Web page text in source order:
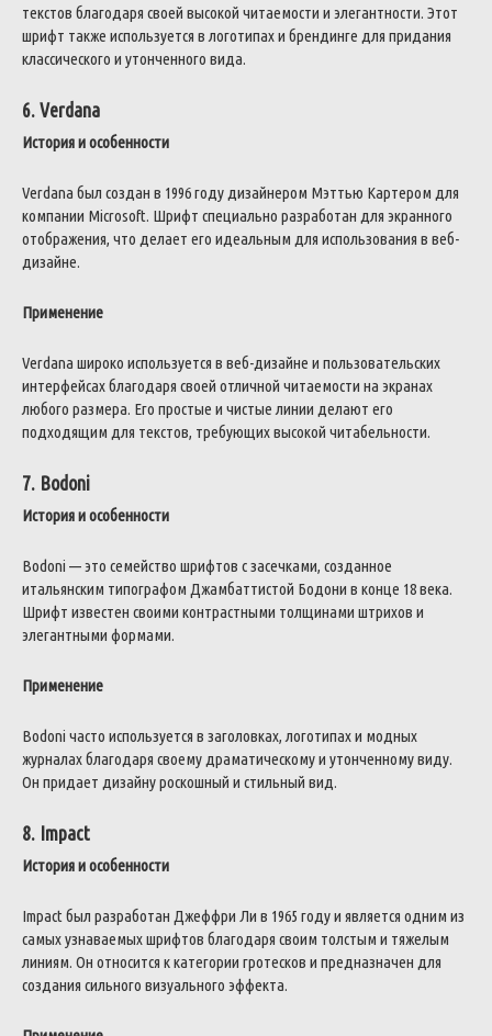
текстов благодаря своей высокой читаемости и элегантности. Этот
шрифт также используется в логотипах и брендинге для придания
классического и утонченного вида.
6. Verdana
История и особенности
Verdana был создан в 1996 году дизайнером Мэттью Картером для
компании Microsoft. Шрифт специально разработан для экранного
отображения, что делает его идеальным для использования в веб-
дизайне.
Применение
Verdana широко используется в веб-дизайне и пользовательских
интерфейсах благодаря своей отличной читаемости на экранах
любого размера. Его простые и чистые линии делают его
подходящим для текстов, требующих высокой читабельности.
7. Bodoni
История и особенности
Bodoni — это семейство шрифтов с засечками, созданное
итальянским типографом Джамбаттистой Бодони в конце 18 века.
Шрифт известен своими контрастными толщинами штрихов и
элегантными формами.
Применение
Bodoni часто используется в заголовках, логотипах и модных
журналах благодаря своему драматическому и утонченному виду.
Он придает дизайну роскошный и стильный вид.
8. Impact
История и особенности
Impact был разработан Джеффри Ли в 1965 году и является одним из
самых узнаваемых шрифтов благодаря своим толстым и тяжелым
линиям. Он относится к категории гротесков и предназначен для
создания сильного визуального эффекта.